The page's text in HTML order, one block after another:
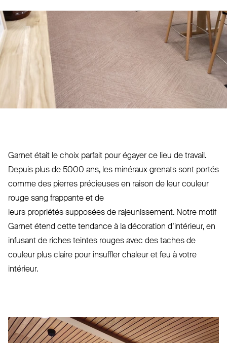
Garnet était le choix parfait pour égayer ce lieu de travail.
Depuis plus de 5000 ans, les minéraux grenats sont portés
comme des pierres pré­cieuses en raison de leur couleur
rouge sang frappante et de
leurs pro­priétés supposées de rajeu­nissement. Notre motif
Garnet étend cette tendance à la décoration d’in­térieur, en
infusant de riches teintes rouges avec des taches de
couleur plus claire pour insuffler chaleur et feu à votre
intérieur.